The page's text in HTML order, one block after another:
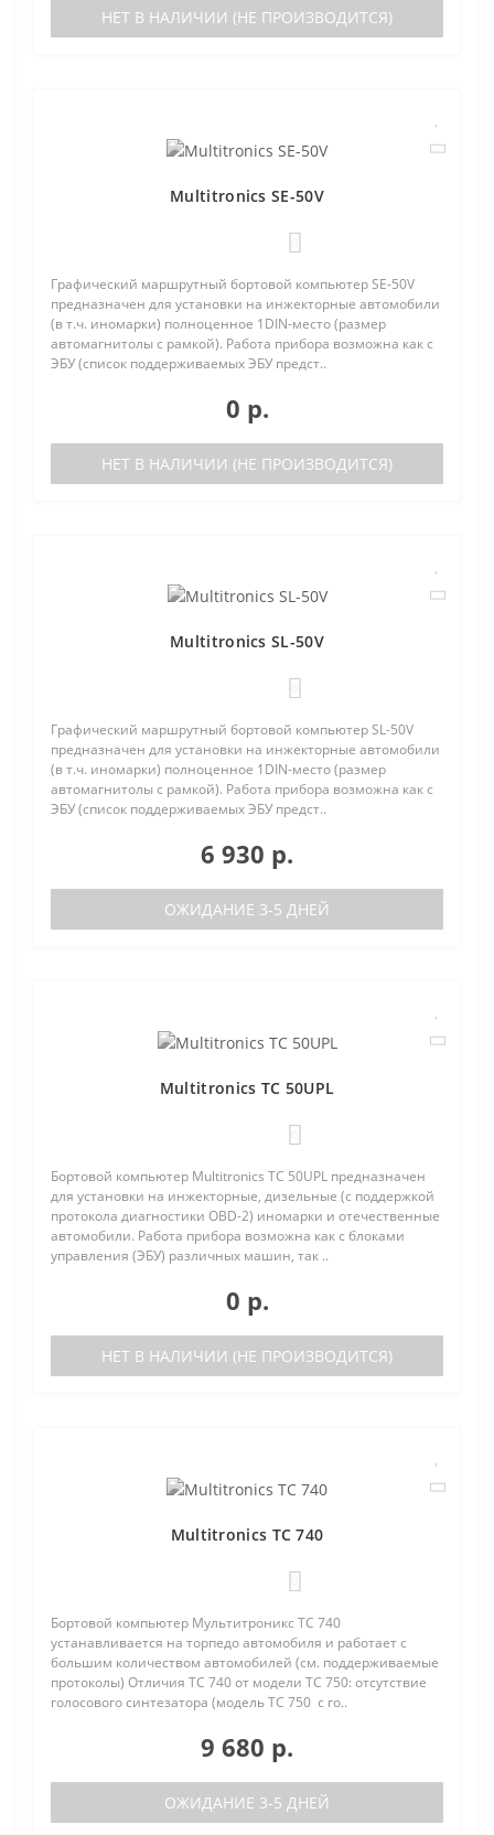
НЕТ В НАЛИЧИИ (НЕ ПРОИЗВОДИТСЯ)
Multitronics SE-50V
Графический маршрутный бортовой компьютер SE-50V
предназначен для установки на инжекторные автомобили
(в т.ч. иномарки) полноценное 1DIN-место (размер
автомагнитолы с рамкой). Работа прибора возможна как с
ЭБУ (список поддерживаемых ЭБУ предст..
0 р.
НЕТ В НАЛИЧИИ (НЕ ПРОИЗВОДИТСЯ)
Multitronics SL-50V
Графический маршрутный бортовой компьютер SL-50V
предназначен для установки на инжекторные автомобили
(в т.ч. иномарки) полноценное 1DIN-место (размер
автомагнитолы с рамкой). Работа прибора возможна как с
ЭБУ (список поддерживаемых ЭБУ предст..
6 930 р.
ОЖИДАНИЕ 3-5 ДНЕЙ
Multitronics TC 50UPL
Бортовой компьютер Multitronics TC 50UPL предназначен
для установки на инжекторные, дизельные (с поддержкой
протокола диагностики OBD-2) иномарки и отечественные
автомобили. Работа прибора возможна как с блоками
управления (ЭБУ) различных машин, так ..
0 р.
НЕТ В НАЛИЧИИ (НЕ ПРОИЗВОДИТСЯ)
Multitronics TC 740
Бортовой компьютер Мультитроникс TC 740
устанавливается на торпедо автомобиля и работает с
большим количеством автомобилей (см. поддерживаемые
протоколы) Отличия TC 740 от модели TC 750: отсутствие
голосового синтезатора (модель TC 750 с го..
9 680 р.
ОЖИДАНИЕ 3-5 ДНЕЙ